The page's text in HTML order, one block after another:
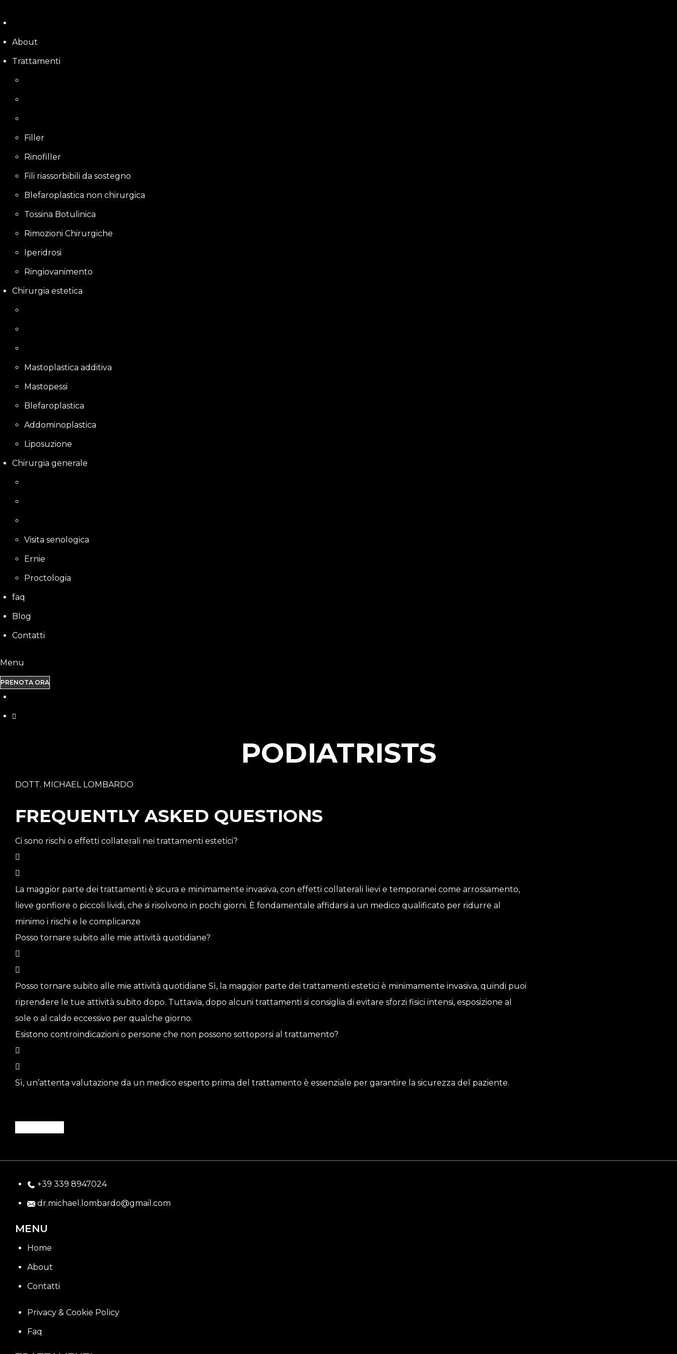
to
content
About
Trattamenti
Filler
Rinofiller
Fili riassorbibili da sostegno
Blefaroplastica non chirurgica
Tossina Botulinica
Rimozioni Chirurgiche
Iperidrosi
Ringiovanimento
Chirurgia estetica
Mastoplastica additiva
Mastopessi
Blefaroplastica
Addominoplastica
Liposuzione
Chirurgia generale
Visita senologica
Ernie
Proctologia
faq
Blog
Contatti
Menu
PRENOTA ORA
PODIATRISTS
DOTT. MICHAEL LOMBARDO
FREQUENTLY ASKED QUESTIONS
Ci sono rischi o effetti collaterali nei trattamenti estetici?
La maggior parte dei trattamenti è sicura e minimamente invasiva, con effetti collaterali lievi e temporanei come arrossamento,
lieve gonfiore o piccoli lividi, che si risolvono in pochi giorni. È fondamentale affidarsi a un medico qualificato per ridurre al
minimo i rischi e le complicanze
Posso tornare subito alle mie attività quotidiane?
Posso tornare subito alle mie attività quotidiane Sì, la maggior parte dei trattamenti estetici è minimamente invasiva, quindi puoi
riprendere le tue attività subito dopo. Tuttavia, dopo alcuni trattamenti si consiglia di evitare sforzi fisici intensi, esposizione al
sole o al caldo eccessivo per qualche giorno.
Esistono controindicazioni o persone che non possono sottoporsi al trattamento?
Sì, un’attenta valutazione da un medico esperto prima del trattamento è essenziale per garantire la sicurezza del paziente.
+39 339 8947024
dr.michael.lombardo@gmail.com
MENU
Home
About
Contatti
Privacy & Cookie Policy
Faq